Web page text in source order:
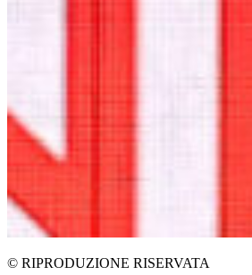
© RIPRODUZIONE RISERVATA